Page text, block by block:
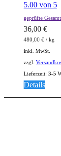
5.00 von 5
geprüfte
36,00 €
480,00 € / kg
inkl. MwSt.
zzgl.
Lieferzeit: 3-5
Details